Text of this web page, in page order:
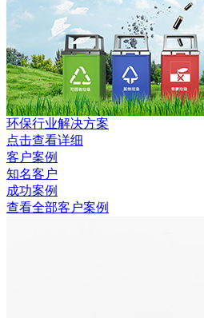
环保行业解决方案
点击查看详细
客户案例
知名客户
成功案例
查看全部客户案例